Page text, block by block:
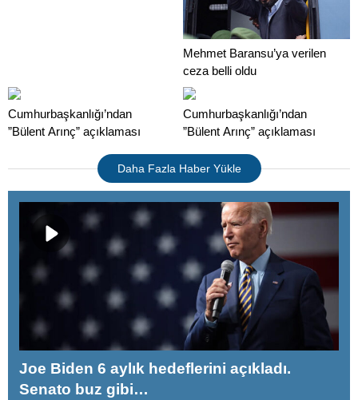
Mehmet Baransu’ya verilen
ceza belli oldu
Cumhurbaşkanlığı’ndan
”Bülent Arınç” açıklaması
Cumhurbaşkanlığı’ndan
”Bülent Arınç” açıklaması
Daha Fazla Haber Yükle
Joe Biden 6 aylık hedeflerini açıkladı.
Senato buz gibi…